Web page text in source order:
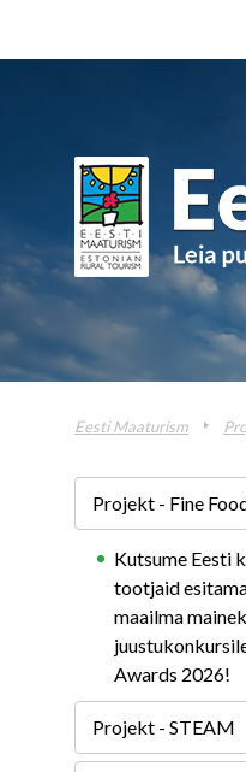
Eesti Maaturism
Projekt - Fine
Kutsume Eesti
tootjaid
maailma
Awards 2026!
Projekt - STEAM